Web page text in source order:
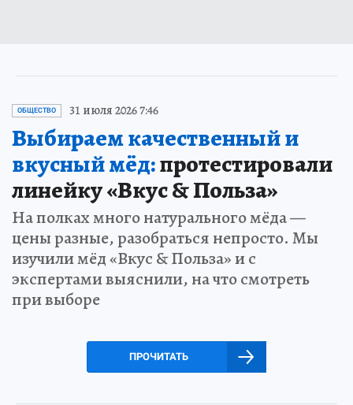
ОБЩЕСТВО 31 июля 2026 7:46
Выбираем качественный и
вкусный мёд:протестировали
линейку «Вкус & Польза»
На полках много натурального мёда —
цены разные, разобраться непросто. Мы
изучили мёд «Вкус & Польза» и с
экспертами выяснили, на что смотреть
при выборе
ПРОЧИТАТЬ